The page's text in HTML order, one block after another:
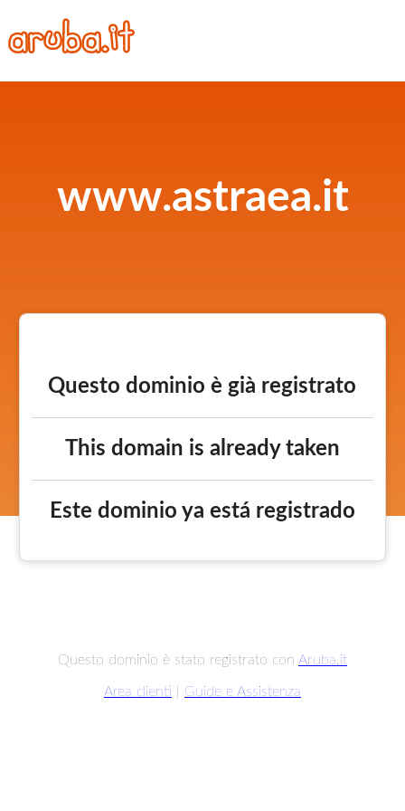
www.astraea.it
Questo dominio è già registrato
This domain is already taken
Este dominio ya está registrado
Questo dominio è stato registrato con Aruba.it
Area clienti Guide e Assistenza